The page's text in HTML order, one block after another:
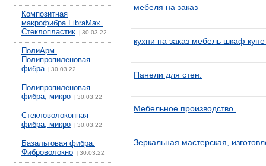
Композитная
макрофибра FibraMax.
Стеклопластик
30.03.22
ПолиАрм.
Полипропиленовая
фибра| 30.03.22
Полипропиленовая
фибра, микро
30.03.22
Стекловолоконная
фибра, микро
30.03.22
Базальтовая фибра.
Фиброволокно
30.03.22
мебеля на заказ
кухни на заказ мебель шкаф
Панели для стен.
Мебельное производство.
Зеркальная мастерская,